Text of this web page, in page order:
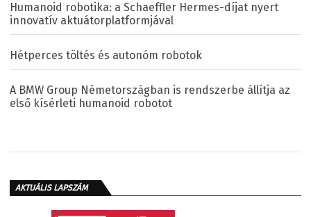
Humanoid robotika: a Schaeffler Hermes-díjat nyert
innovatív aktuátorplatformjával
Hétperces töltés és autonóm robotok
A BMW Group Németországban is rendszerbe állítja az
első kísérleti humanoid robotot
AKTUÁLIS LAPSZÁM